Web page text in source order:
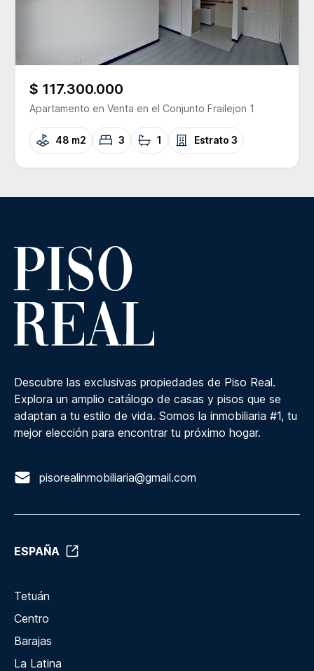
$ 117.300.000
Apartamento en Venta en el Conjunto Frailejon 1
48 m2 3 1 Estrato 3
Descubre las exclusivas propiedades de Piso Real.
Explora un amplio catálogo de casas y pisos que se
adaptan a tu estilo de vida. Somos la inmobiliaria #1, tu
mejor elección para encontrar tu próximo hogar.
pisorealinmobiliaria@gmail.com
ESPAÑA
Tetuán
Centro
Barajas
La Latina